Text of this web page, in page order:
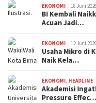
EKONOMI 18 Juni
BI Kembali
Acuan Jadi…
EKONOMI 12 Juni
Usaha Mikro di
Naik Kela…
EKONOMI, HEADLINE
Akademisi
Pressure Effec…